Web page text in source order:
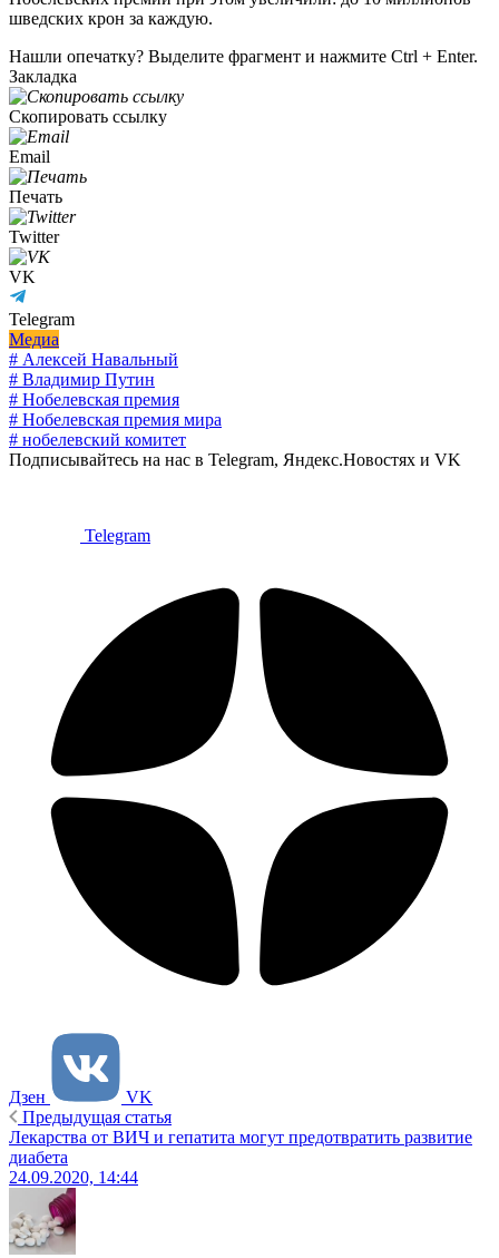
шведских крон за каждую.
Нашли опечатку? Выделите фрагмент и нажмите Ctrl + Enter.
Закладка
Скопировать ссылку
Email
Печать
Twitter
VK
Telegram
Медиа
# Алексей Навальный
# Владимир Путин
# Нобелевская премия
# Нобелевская премия мира
# нобелевский комитет
Подписывайтесь на нас в Telegram, Яндекс.Новостях и VK
Telegram
Дзен
VK
Предыдущая статья
Лекарства от ВИЧ и гепатита могут предотвратить развитие
диабета
24.09.2020, 14:44